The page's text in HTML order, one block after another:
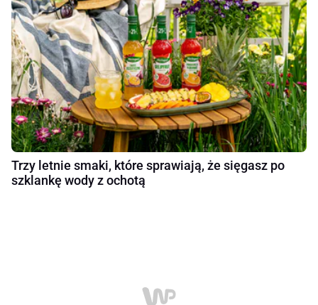
Trzy letnie smaki, które sprawiają, że sięgasz po
szklankę wody z ochotą